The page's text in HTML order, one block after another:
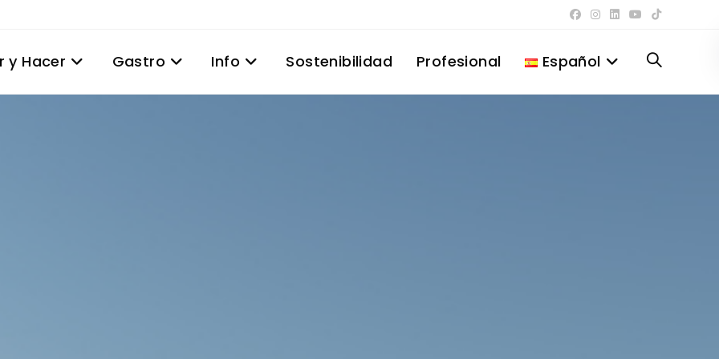
y Hacer Gastro Info Sostenibilidad Profesional Español Alternar